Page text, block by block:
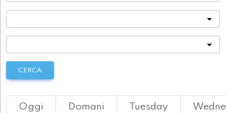
CERCA
Oggi Domani
Tuesday